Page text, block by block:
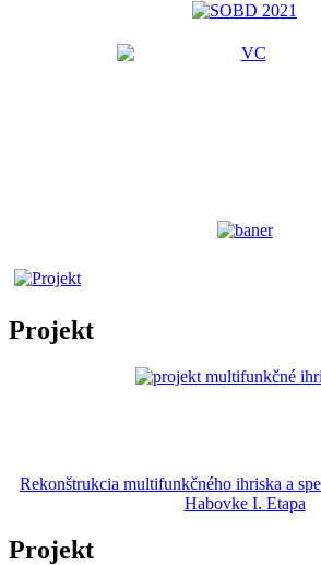
Projekt
Rekonštrukcia multifunkčného ihriska a
Habovke I. Etapa
Projekt